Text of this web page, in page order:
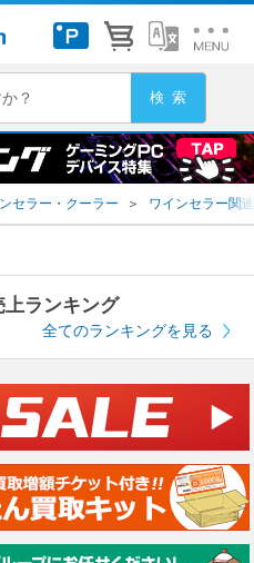
セラー・クーラー ＞ ワインセラー関
上ランキング
全てのランキングを見る